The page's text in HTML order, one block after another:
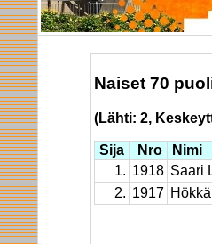
Naiset 70
(Lähti: 2,
Sija Nro Nimi
1. 1918 Saari
2. 1917